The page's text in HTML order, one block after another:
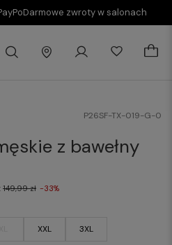
Darmowe zwroty w salonach
P26SF-TX-019-G-0
z bawełny
XXL 3XL
149,99 zł -33%